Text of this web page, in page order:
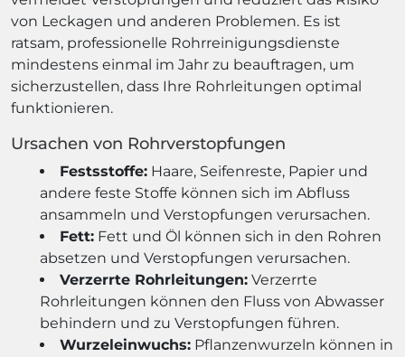
von Leckagen und anderen Problemen. Es ist
ratsam, professionelle Rohrreinigungsdienste
mindestens einmal im Jahr zu beauftragen, um
sicherzustellen, dass Ihre Rohrleitungen optimal
funktionieren.
Ursachen von Rohrverstopfungen
Festsstoffe: Haare, Seifenreste, Papier und
andere feste Stoffe können sich im Abfluss
ansammeln und Verstopfungen verursachen.
Fett: Fett und Öl können sich in den Rohren
absetzen und Verstopfungen verursachen.
Verzerrte Rohrleitungen: Verzerrte
Rohrleitungen können den Fluss von Abwasser
behindern und zu Verstopfungen führen.
Wurzeleinwuchs: Pflanzenwurzeln können in